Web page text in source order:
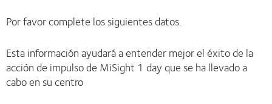
Por favor complete los siguientes datos.
Esta información ayudará a entender mejor el éxito de la
acción de impulso de MiSight 1 day que se ha llevado a
cabo en su centro